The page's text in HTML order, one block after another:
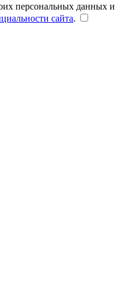
персональных данных и
сайта.